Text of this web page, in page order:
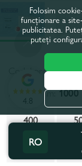
Codul produsului:
Latime, mm:1000
400
900
RO
4.8
Folosim
funcționare a
publicitatea.
puteți